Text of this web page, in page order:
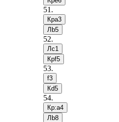
51 .
Крa3
Лb5
52.
Лc1
Крf5
53.
f3
Кd5
54.
Кр:a4
Лb8